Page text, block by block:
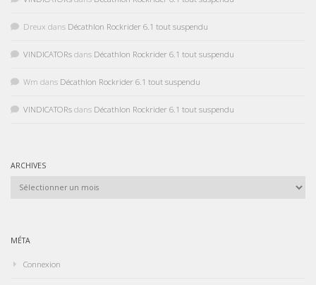
Dreux dans Décathlon Rockrider 6.1 tout suspendu
VINDICATORs dans Décathlon Rockrider 6.1 tout suspendu
Wm dans Décathlon Rockrider 6.1 tout suspendu
VINDICATORs dans Décathlon Rockrider 6.1 tout suspendu
ARCHIVES
MÉTA
Connexion